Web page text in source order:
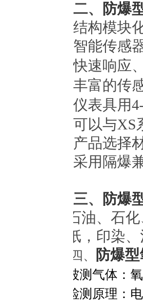
二、
防爆
结构模
智能传感
快速响应
丰富的传
仪表具用
可以与XS
产品选择
采用隔爆
三、
防爆
石油、石
纸，印染
四、 防爆
被测气体：
检测原理：